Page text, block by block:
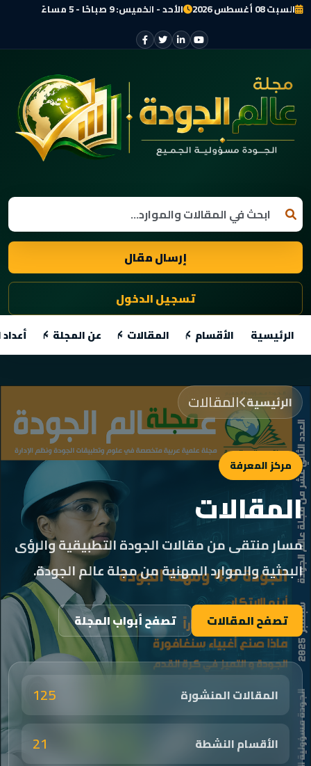
السبت 08 أغسطس 2026 الأحد - الخميس: 9 صباحًا - 5 مساءً
إرسال مقال
تسجيل الدخول
الرئيسية الأقسام المقالات عن المجلة
الرئيسية المقالات
مركز المعرفة
المقالات
مسار منتقى من مقالات الجودة التطبيقية والرؤى
البحثية والموارد المهنية من مجلة عالم الجودة.
تصفح المقالات تصفح أبواب المجلة
المقالات المنشورة 125
الأقسام النشطة 21